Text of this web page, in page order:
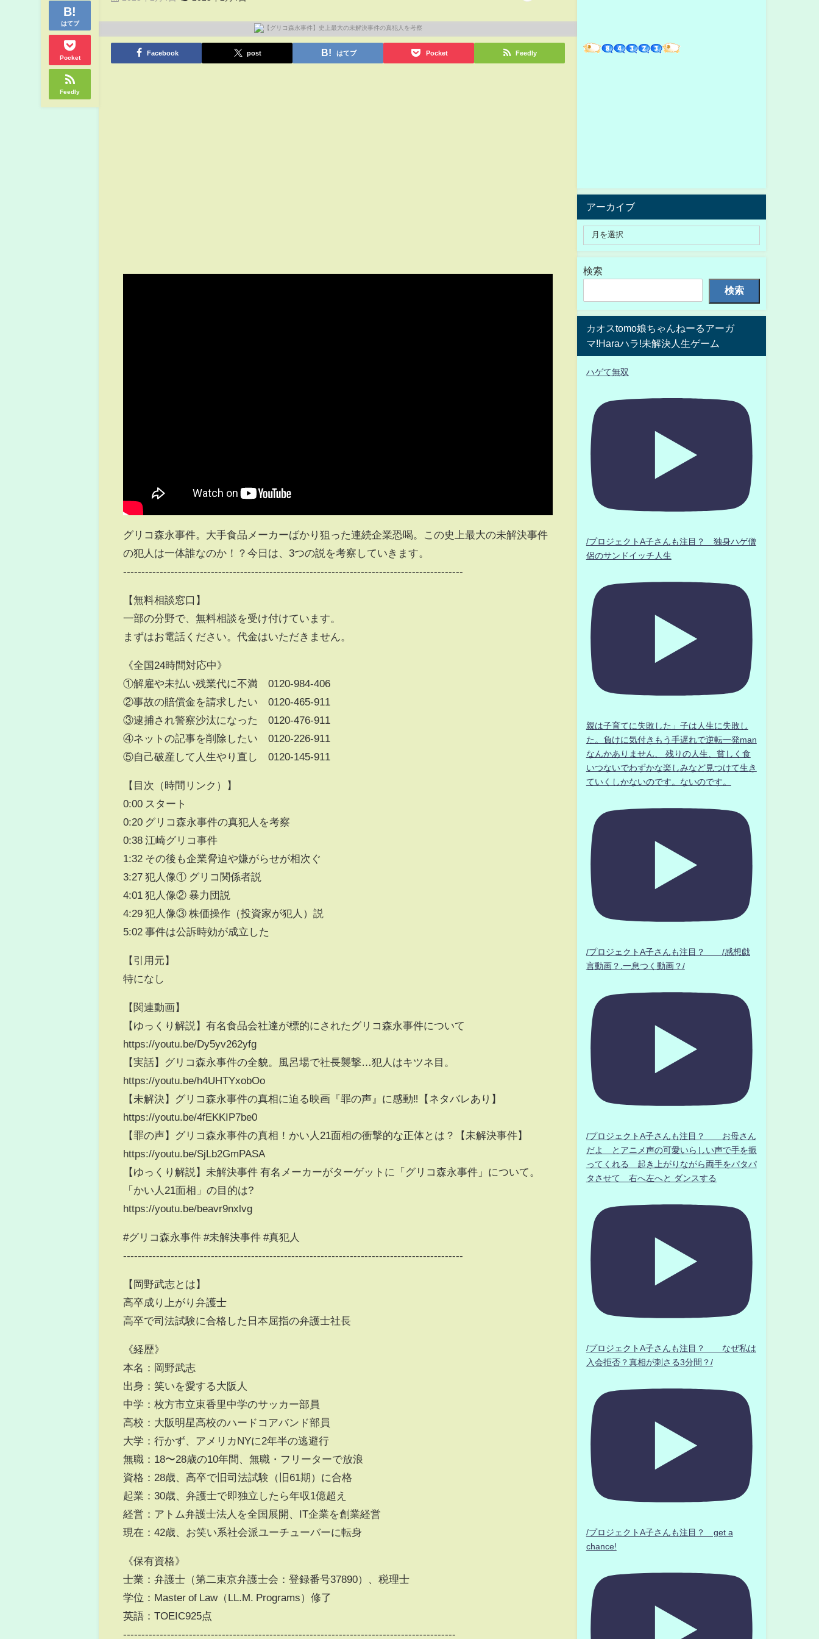
はてブ
Pocket
Feedly
Facebook post はてブ Pocket Feedly
グリコ森永事件。大手食品メーカーばかり狙った連続企業恐喝。この史上最大の未解決事件
の犯人は一体誰なのか！？今日は、3つの説を考察していきます。
---------------------------------------------------------------------------------------------
【無料相談窓口】
一部の分野で、無料相談を受け付けています。
まずはお電話ください。代金はいただきません。
《全国24時間対応中》
①解雇や未払い残業代に不満 0120-984-406
②事故の賠償金を請求したい 0120-465-911
③逮捕され警察沙汰になった 0120-476-911
④ネットの記事を削除したい 0120-226-911
⑤自己破産して人生やり直し 0120-145-911
【目次（時間リンク）】
0:00 スタート
0:20 グリコ森永事件の真犯人を考察
0:38 江崎グリコ事件
1:32 その後も企業脅迫や嫌がらせが相次ぐ
3:27 犯人像① グリコ関係者説
4:01 犯人像② 暴力団説
4:29 犯人像③ 株価操作（投資家が犯人）説
5:02 事件は公訴時効が成立した
【引用元】
特になし
【関連動画】
【ゆっくり解説】有名食品会社達が標的にされたグリコ森永事件について
https://youtu.be/Dy5yv262yfg
【実話】グリコ森永事件の全貌。風呂場で社長襲撃…犯人はキツネ目。
https://youtu.be/h4UHTYxobOo
【未解決】グリコ森永事件の真相に迫る映画『罪の声』に感動‼︎【ネタバレあり】
https://youtu.be/4fEKKIP7be0
【罪の声】グリコ森永事件の真相！かい人21面相の衝撃的な正体とは？【未解決事件】
https://youtu.be/SjLb2GmPASA
【ゆっくり解説】未解決事件 有名メーカーがターゲットに「グリコ森永事件」について。
「かい人21面相」の目的は?
https://youtu.be/beavr9nxlvg
#グリコ森永事件 #未解決事件 #真犯人
---------------------------------------------------------------------------------------------
【岡野武志とは】
高卒成り上がり弁護士
高卒で司法試験に合格した日本屈指の弁護士社長
《経歴》
本名：岡野武志
出身：笑いを愛する大阪人
中学：枚方市立東香里中学のサッカー部員
高校：大阪明星高校のハードコアバンド部員
大学：行かず、アメリカNYに2年半の逃避行
無職：18〜28歳の10年間、無職・フリーターで放浪
資格：28歳、高卒で旧司法試験（旧61期）に合格
起業：30歳、弁護士で即独立したら年収1億超え
経営：アトム弁護士法人を全国展開、IT企業を創業経営
現在：42歳、お笑い系社会派ユーチューバーに転身
《保有資格》
士業：弁護士（第二東京弁護士会：登録番号37890）、税理士
学位：Master of Law（LL.M. Programs）修了
英語：TOEIC925点
-------------------------------------------------------------------------------------------
アーカイブ
検索
検索
カオスtomo娘ちゃんねーるアーガ
マ!Haraハラ!未解決人生ゲーム
ハゲて無双
/プロジェクトA子さんも注目？ 独身ハゲ僧
侶のサンドイッチ人生
親は子育てに失敗した」子は人生に失敗し
た。負けに気付きもう手遅れで逆転一発man
なんかありません、 残りの人生、貧しく食
いつないでわずかな楽しみなど見つけて生き
ていくしかないのです。ないのです。
/プロジェクトA子さんも注目？ /感想戯
言動画？.一息つく動画？/
/プロジェクトA子さんも注目？ お母さん
だよ とアニメ声の可愛いらしい声で手を振
ってくれる 起き上がりながら両手をパタパ
タさせて 右へ左へと ダンスする
/プロジェクトA子さんも注目？ なぜ私は
入会拒否？真相が刺さる3分間？/
/プロジェクトA子さんも注目？ get a
chance!